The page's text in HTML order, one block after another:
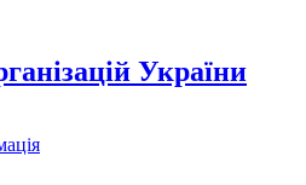
України